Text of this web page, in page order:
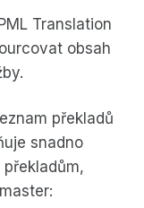
Translation
obsah
překladů
snadno